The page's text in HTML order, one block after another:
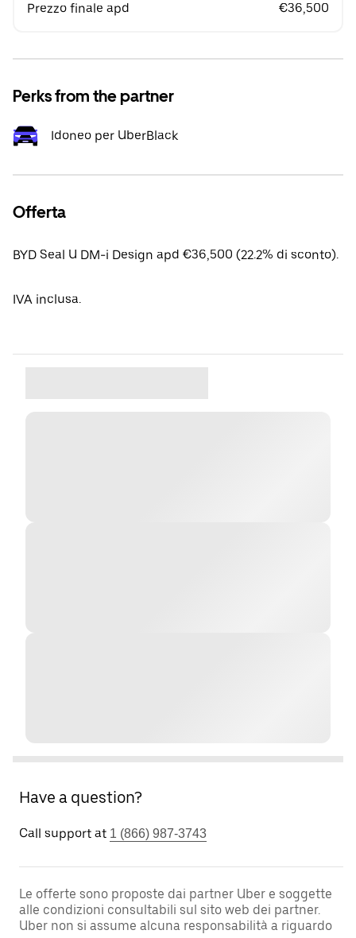
Prezzo finale apd €36,500
Perks from the partner
Idoneo per UberBlack
Offerta
BYD Seal U DM-i Design apd €36,500 (22.2% di sconto).
IVA inclusa.
Have a question?
Call support at 1 (866) 987-3743
Le offerte sono proposte dai partner Uber e soggette
alle condizioni consultabili sul sito web dei partner.
Uber non si assume alcuna responsabilità a riguardo